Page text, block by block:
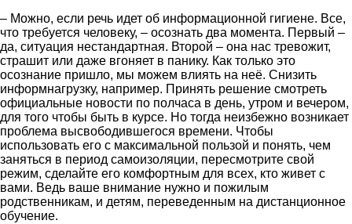
– Можно, если речь идет об информационной гигиене. Все,
что требуется человеку, – осознать два момента. Первый –
да, ситуация нестандартная. Второй – она нас тревожит,
страшит или даже вгоняет в панику. Как только это
осознание пришло, мы можем влиять на неё. Снизить
информнагрузку, например. Принять решение смотреть
официальные новости по полчаса в день, утром и вечером,
для того чтобы быть в курсе. Но тогда неизбежно возникает
проблема высвободившегося времени. Чтобы
использовать его с максимальной пользой и понять, чем
заняться в период самоизоляции, пересмотрите свой
режим, сделайте его комфортным для всех, кто живет с
вами. Ведь ваше внимание нужно и пожилым
родственникам, и детям, переведенным на дистанционное
обучение.